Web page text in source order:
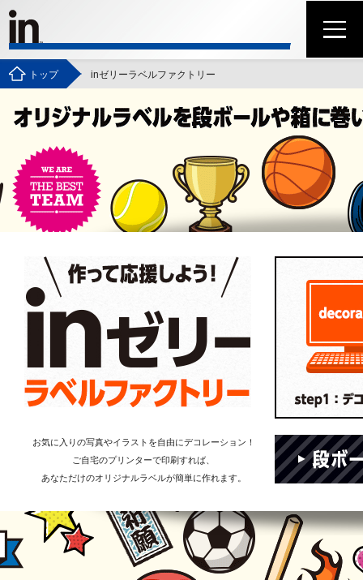
トップ inゼリーラベルファクトリー
お気に入りの写真やイラストを自由にデコレーション！
ご自宅のプリンターで印刷すれば、
あなただけのオリジナルラベルが簡単に作れます。